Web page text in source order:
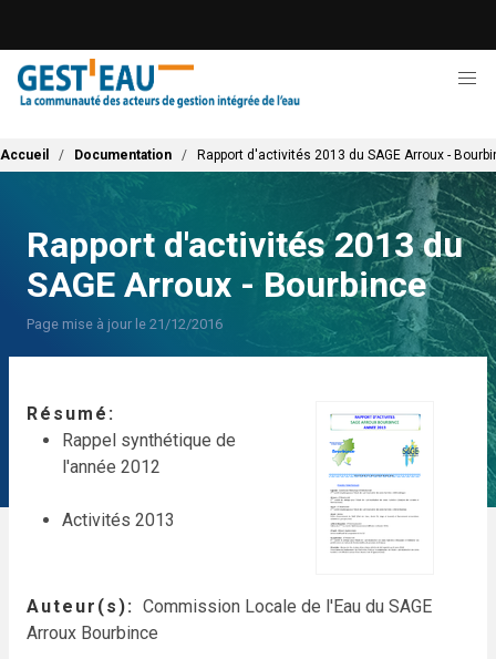
contenu
principal
Fil d'Ariane
Accueil Documentation Rapport d'activités 2013 du SAGE Arroux -
Rapport d'activités 2013 du
SAGE Arroux - Bourbince
Page mise à jour le 21/12/2016
Résumé
Rappel synthétique de
l'année 2012
Activités 2013
Auteur(s)
Commission Locale de l'Eau du SAGE
Arroux Bourbince